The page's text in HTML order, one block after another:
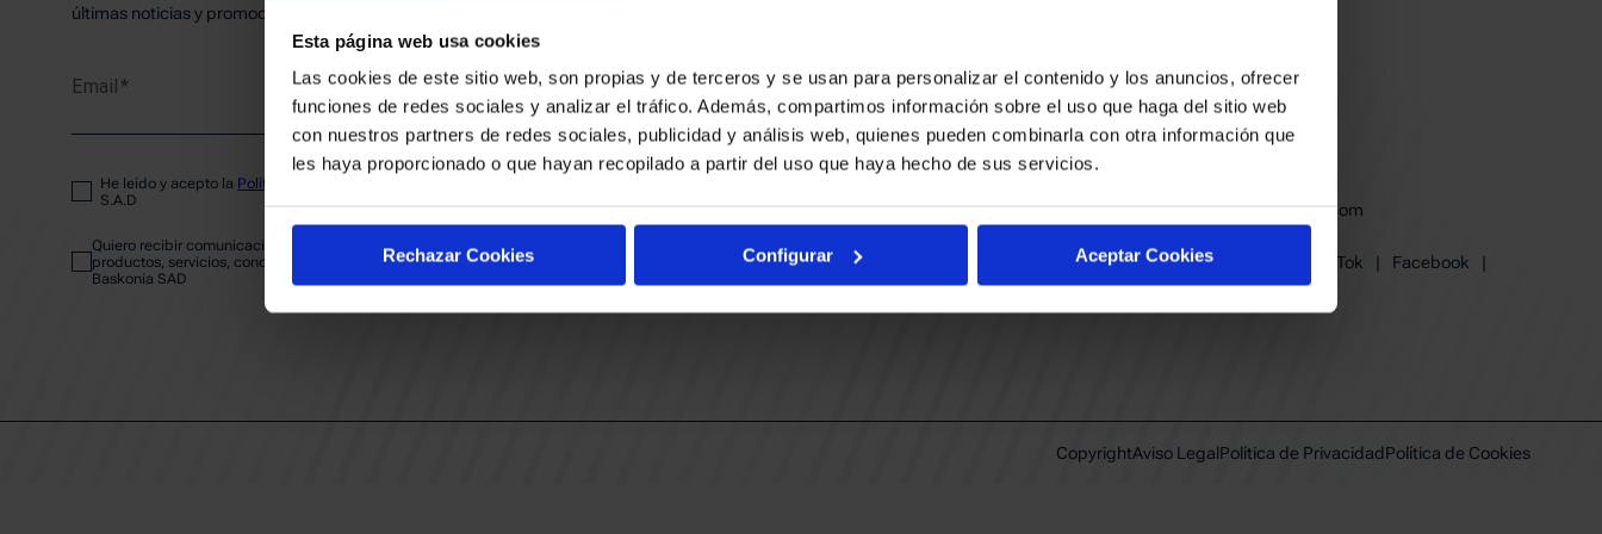
Esta página web usa cookies
Las cookies de este sitio web, son propias y de terceros y se usan para personalizar el contenido y los anuncios, ofrecer
funciones de redes sociales y analizar el tráfico. Además, compartimos información sobre el uso que haga del sitio web
con nuestros partners de redes sociales, publicidad y análisis web, quienes pueden combinarla con otra información que
les haya proporcionado o que hayan recopilado a partir del uso que haya hecho de sus servicios.
Rechazar Cookies Configurar Aceptar Cookies
PLANTILLA
ENTRADAS
ABONADOS
CALENDARIO
CLUB
últimas noticias y promociones del club.
Email
He leído y acepto la Política de privacidad
S.A.D
Quiero recibir comunicaciones electrónicas sobre las actividades,
productos, servicios, concursos, ofertas y/o promociones del SASKI
Baskonia SAD
BAKH
FUNDACIÓN BASKONIA-ALAVÉS
01013 Vitoria-Gasteiz
baskonia@baskonia.com
Instagram
TikTok | Facebook
|
Youtube
| Linkedin
CopyrightAviso LegalPolítica de PrivacidadPolítica de Cookies